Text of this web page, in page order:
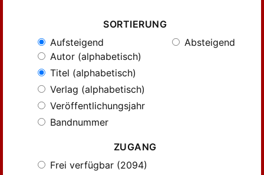
SORTIERUNG
Aufsteigend
Absteigend
Autor (alphabetisch)
Titel (alphabetisch)
Verlag (alphabetisch)
Veröffentlichungsjahr
Bandnummer
ZUGANG
Frei verfügbar (2094)